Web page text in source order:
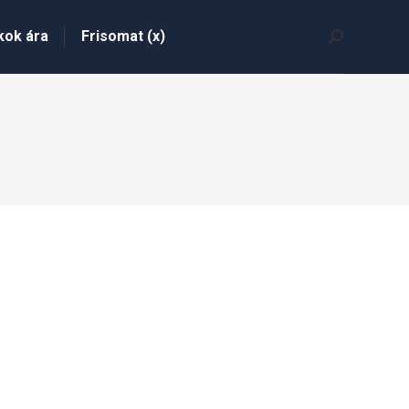
ára Frisomat (x) Search: